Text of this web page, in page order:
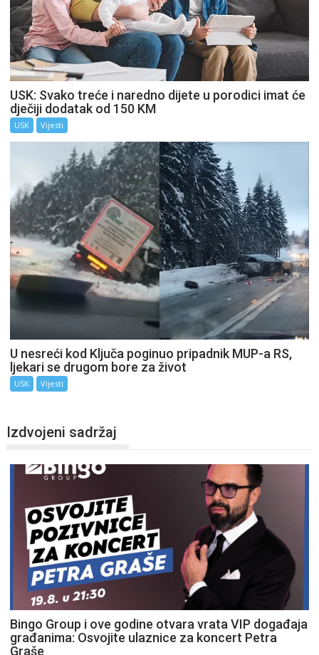
USK: Svako treće i naredno dijete u porodici imat će
dječiji dodatak od 150 KM
USK Vijesti
U nesreći kod Ključa poginuo pripadnik MUP-a RS,
ljekari se drugom bore za život
USK Vijesti
Izdvojeni sadržaj
Bingo Group i ove godine otvara vrata VIP događaja
građanima: Osvojite ulaznice za koncert Petra
Graše